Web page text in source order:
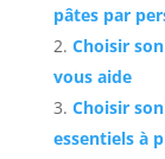
pâtes par
Choisir
vous aide
Choisir
essentiels à